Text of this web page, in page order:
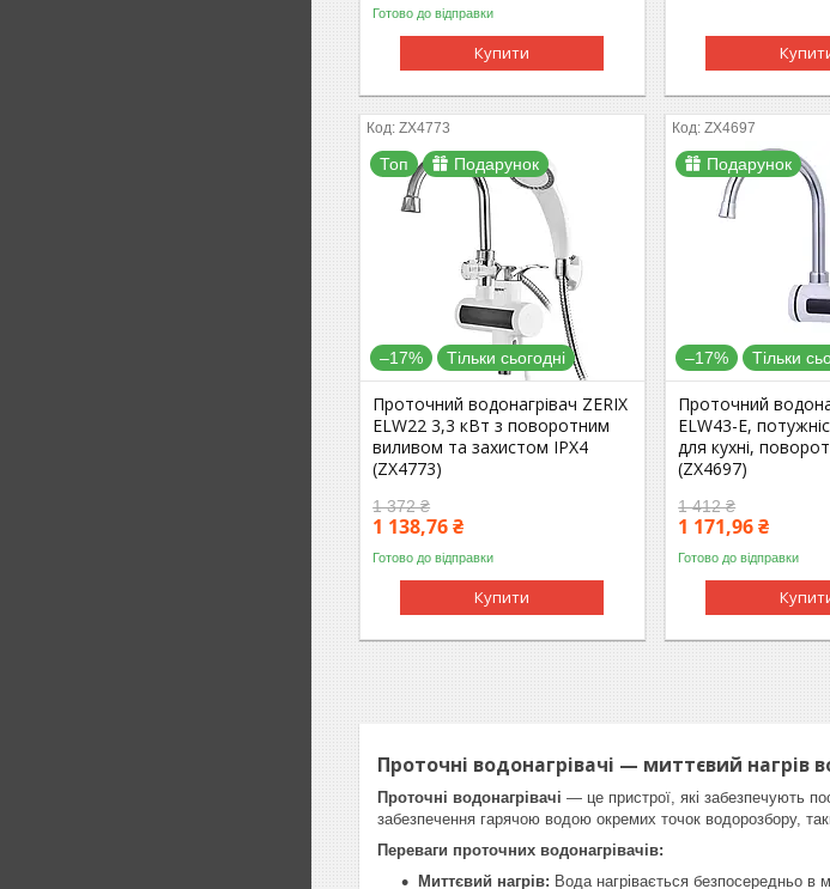
Готово до відправки
Купити
ZX4773
Топ Подарунок
–17% Тільки сьогодні
Проточний водонагрівач ZERIX
ELW22 3,3 кВт з поворотним
виливом та захистом IPX4
(ZX4773)
1 372 ₴
1 138,76 ₴
Готово до відправки
Купити
ZX4697
Подарунок
–17% Тільки
Проточний
ELW43-E,
для кухні,
(ZX4697)
1 412 ₴
1 171,96 ₴
Готово до відправки
Проточні водонагрівачі — миттєвий нагрів
Проточні водонагрівачі — це пристрої, які забезпечують
забезпечення гарячою водою окремих точок водорозбору,
Переваги проточних водонагрівачів:
Миттєвий нагрів: Вода нагрівається безпосередньо в